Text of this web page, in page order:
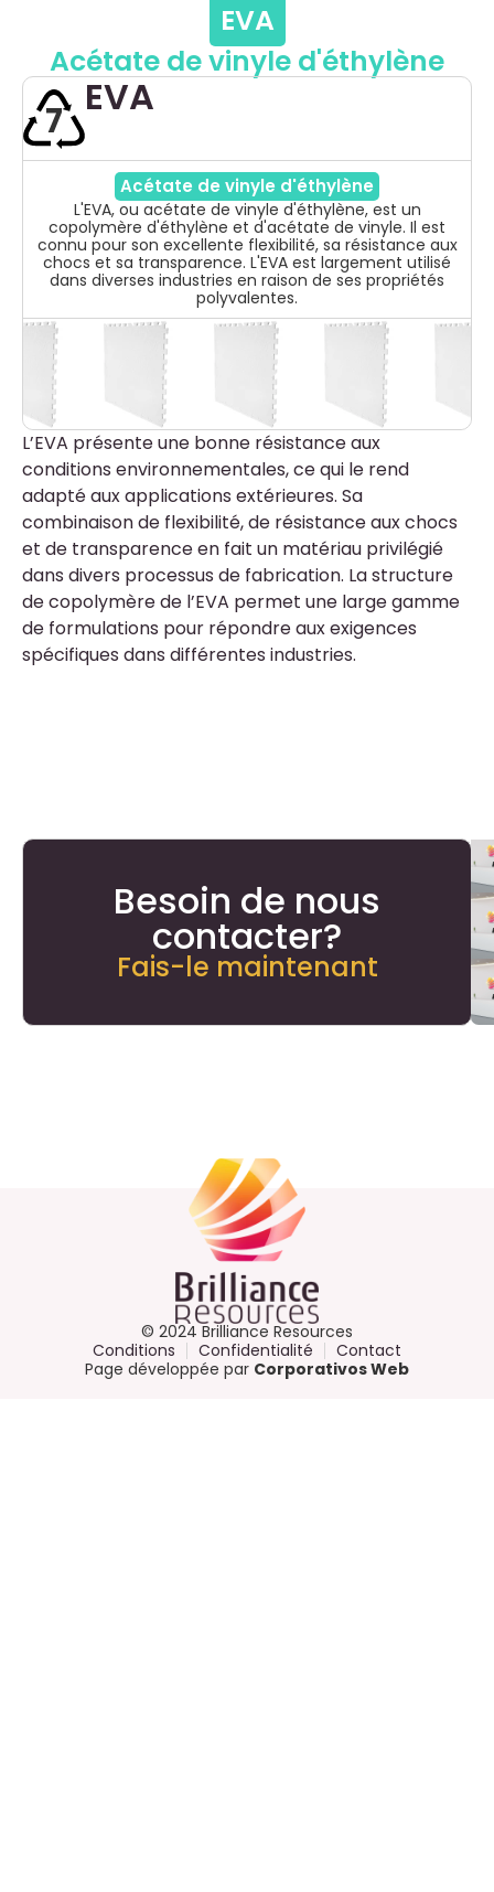
EVA
Acétate de vinyle d'éthylène
7 EVA
Acétate de vinyle d'éthylène
L'EVA, ou acétate de vinyle d'éthylène, est un
copolymère d'éthylène et d'acétate de vinyle. Il est
connu pour son excellente flexibilité, sa résistance aux
chocs et sa transparence. L'EVA est largement utilisé
dans diverses industries en raison de ses propriétés
polyvalentes.
L’EVA présente une bonne résistance aux
conditions environnementales, ce qui le rend
adapté aux applications extérieures. Sa
combinaison de flexibilité, de résistance aux chocs
et de transparence en fait un matériau privilégié
dans divers processus de fabrication. La structure
de copolymère de l’EVA permet une large gamme
de formulations pour répondre aux exigences
spécifiques dans différentes industries.
Besoin de nous
contacter?
Fais-le maintenant
© 2024 Brilliance Resources
Conditions
Confidentialité
Contact
Page développée par Corporativos Web